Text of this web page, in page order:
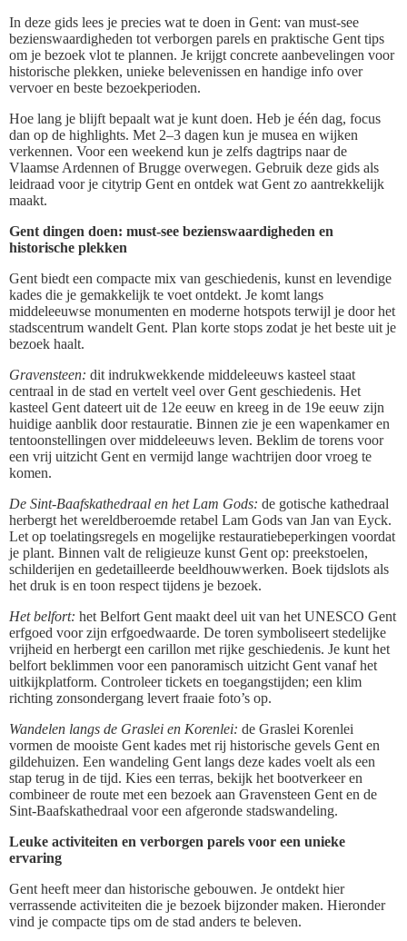
In deze gids lees je precies wat te doen in Gent: van must-see
bezienswaardigheden tot verborgen parels en praktische Gent tips
om je bezoek vlot te plannen. Je krijgt concrete aanbevelingen voor
historische plekken, unieke belevenissen en handige info over
vervoer en beste bezoekperioden.
Hoe lang je blijft bepaalt wat je kunt doen. Heb je één dag, focus
dan op de highlights. Met 2–3 dagen kun je musea en wijken
verkennen. Voor een weekend kun je zelfs dagtrips naar de
Vlaamse Ardennen of Brugge overwegen. Gebruik deze gids als
leidraad voor je citytrip Gent en ontdek wat Gent zo aantrekkelijk
maakt.
Gent dingen doen: must-see bezienswaardigheden en
historische plekken
Gent biedt een compacte mix van geschiedenis, kunst en levendige
kades die je gemakkelijk te voet ontdekt. Je komt langs
middeleeuwse monumenten en moderne hotspots terwijl je door het
stadscentrum wandelt Gent. Plan korte stops zodat je het beste uit je
bezoek haalt.
Gravensteen: dit indrukwekkende middeleeuws kasteel staat
centraal in de stad en vertelt veel over Gent geschiedenis. Het
kasteel Gent dateert uit de 12e eeuw en kreeg in de 19e eeuw zijn
huidige aanblik door restauratie. Binnen zie je een wapenkamer en
tentoonstellingen over middeleeuws leven. Beklim de torens voor
een vrij uitzicht Gent en vermijd lange wachtrijen door vroeg te
komen.
De Sint-Baafskathedraal en het Lam Gods: de gotische kathedraal
herbergt het wereldberoemde retabel Lam Gods van Jan van Eyck.
Let op toelatingsregels en mogelijke restauratiebeperkingen voordat
je plant. Binnen valt de religieuze kunst Gent op: preekstoelen,
schilderijen en gedetailleerde beeldhouwwerken. Boek tijdslots als
het druk is en toon respect tijdens je bezoek.
Het belfort: het Belfort Gent maakt deel uit van het UNESCO Gent
erfgoed voor zijn erfgoedwaarde. De toren symboliseert stedelijke
vrijheid en herbergt een carillon met rijke geschiedenis. Je kunt het
belfort beklimmen voor een panoramisch uitzicht Gent vanaf het
uitkijkplatform. Controleer tickets en toegangstijden; een klim
richting zonsondergang levert fraaie foto’s op.
Wandelen langs de Graslei en Korenlei: de Graslei Korenlei
vormen de mooiste Gent kades met rij historische gevels Gent en
gildehuizen. Een wandeling Gent langs deze kades voelt als een
stap terug in de tijd. Kies een terras, bekijk het bootverkeer en
combineer de route met een bezoek aan Gravensteen Gent en de
Sint-Baafskathedraal voor een afgeronde stadswandeling.
Leuke activiteiten en verborgen parels voor een unieke
ervaring
Gent heeft meer dan historische gebouwen. Je ontdekt hier
verrassende activiteiten die je bezoek bijzonder maken. Hieronder
vind je compacte tips om de stad anders te beleven.